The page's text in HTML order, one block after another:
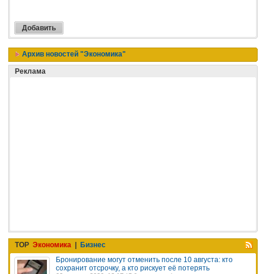
Архив новостей "Экономика"
Реклама
TOP Экономика | Бизнес
Бронирование могут отменить после 10 августа: кто
сохранит отсрочку, а кто рискует её потерять